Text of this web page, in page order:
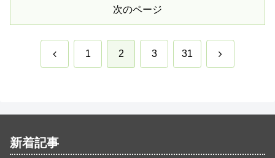
次のページ
前 1 2 3 31 次
新着記事